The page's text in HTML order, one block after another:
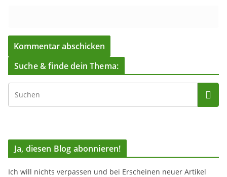
Suche & finde dein Thema:
Ja, diesen Blog abonnieren!
Ich will nichts verpassen und bei Erscheinen neuer Artikel